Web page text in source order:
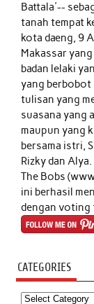
Battala'--
tanah tempat
kota daeng, 9
Makassar
badan lelaki
yang berbobot
tulisan yang
suasana yang
maupun yang
bersama istri,
Rizky dan
The Bobs
ini berhasil
dengan voting
CATEGORIES
Categories